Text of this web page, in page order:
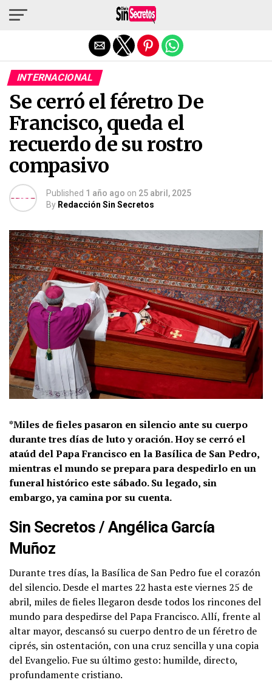
INTERNACIONAL
Se cerró el féretro De
Francisco, queda el
recuerdo de su rostro
compasivo
Published 1 año ago on 25 abril, 2025
By Redacción Sin Secretos
*Miles de fieles pasaron en silencio ante su cuerpo
durante tres días de luto y oración. Hoy se cerró el
ataúd del Papa Francisco en la Basílica de San Pedro,
mientras el mundo se prepara para despedirlo en un
funeral histórico este sábado. Su legado, sin
embargo, ya camina por su cuenta.
Sin Secretos /Angélica García
Muñoz
Durante tres días, la Basílica de San Pedro fue el corazón
del silencio. Desde el martes 22 hasta este viernes 25 de
abril, miles de fieles llegaron desde todos los rincones del
mundo para despedirse del Papa Francisco. Allí, frente al
altar mayor, descansó su cuerpo dentro de un féretro de
ciprés, sin ostentación, con una cruz sencilla y una copia
del Evangelio. Fue su último gesto: humilde, directo,
profundamente cristiano.
Salir de la versión móvil